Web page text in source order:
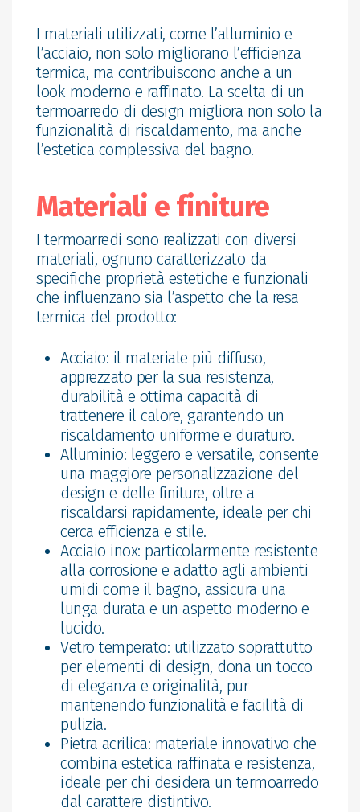
I materiali utilizzati, come l’alluminio e
l’acciaio, non solo migliorano l’efficienza
termica, ma contribuiscono anche a un
look moderno e raffinato. La scelta di un
termoarredo di design migliora non solo la
funzionalità di riscaldamento, ma anche
l’estetica complessiva del bagno.
Materiali e finiture
I termoarredi sono realizzati con diversi
materiali, ognuno caratterizzato da
specifiche proprietà estetiche e funzionali
che influenzano sia l’aspetto che la resa
termica del prodotto:
Acciaio: il materiale più diffuso,
apprezzato per la sua resistenza,
durabilità e ottima capacità di
trattenere il calore, garantendo un
riscaldamento uniforme e duraturo.
Alluminio: leggero e versatile, consente
una maggiore personalizzazione del
design e delle finiture, oltre a
riscaldarsi rapidamente, ideale per chi
cerca efficienza e stile.
Acciaio inox: particolarmente resistente
alla corrosione e adatto agli ambienti
umidi come il bagno, assicura una
lunga durata e un aspetto moderno e
lucido.
Vetro temperato: utilizzato soprattutto
per elementi di design, dona un tocco
di eleganza e originalità, pur
mantenendo funzionalità e facilità di
pulizia.
Pietra acrilica: materiale innovativo che
combina estetica raffinata e resistenza,
ideale per chi desidera un termoarredo
dal carattere distintivo.